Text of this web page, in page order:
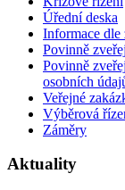
Úřední deska
Informace dle
Povinně
Povinně
osobních
Veřejné
Výběrová
Záměry
Aktuality